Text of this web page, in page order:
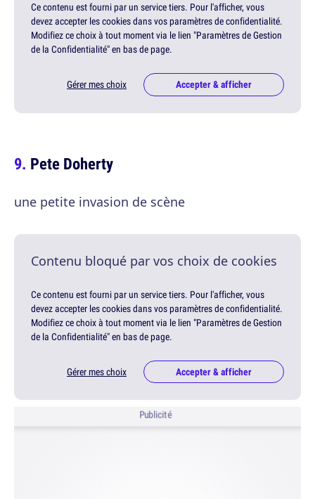
Ce contenu est fourni par un service tiers. Pour l'afficher, vous
devez accepter les cookies dans vos paramètres de confidentialité.
Modifiez ce choix à tout moment via le lien "Paramètres de Gestion
de la Confidentialité" en bas de page.
Gérer mes choix Accepter & afficher
Pete Doherty
une petite invasion de scène
Contenu bloqué par vos choix de cookies
Ce contenu est fourni par un service tiers. Pour l'afficher, vous
devez accepter les cookies dans vos paramètres de confidentialité.
Modifiez ce choix à tout moment via le lien "Paramètres de Gestion
de la Confidentialité" en bas de page.
Gérer mes choix Accepter & afficher
Publicité